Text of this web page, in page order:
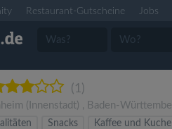
Restaurant-Gutscheine Jobs
(1)
(Innenstadt) , Baden-
Snacks Kaffee und